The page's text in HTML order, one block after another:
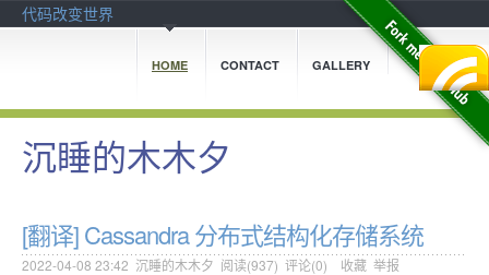
代码改变世界
HOME CONTACT GALLERY
沉睡的木木夕
[翻译] Cassandra 分布式结构化存储系统
2022-04-08 23:42 沉睡的木木夕 阅读(937) 评论(0) 收藏 举报